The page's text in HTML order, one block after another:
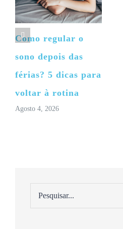
Como regular o
sono depois das
férias? 5 dicas para
voltar à rotina
Agosto 4, 2026